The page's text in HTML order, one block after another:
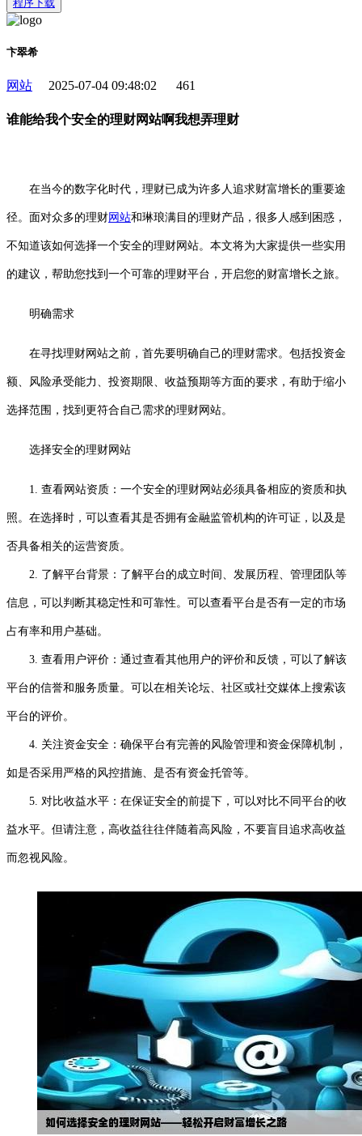
程序下载
卞翠希
网站 2025-07-04 09:48:02 461
谁能给我个安全的理财网站啊我想弄理财
在当今的数字化时代，理财已成为许多人追求财富增长的重要途
径。面对众多的理财网站和琳琅满目的理财产品，很多人感到困惑，
不知道该如何选择一个安全的理财网站。本文将为大家提供一些实用
的建议，帮助您找到一个可靠的理财平台，开启您的财富增长之旅。
明确需求
在寻找理财网站之前，首先要明确自己的理财需求。包括投资金
额、风险承受能力、投资期限、收益预期等方面的要求，有助于缩小
选择范围，找到更符合自己需求的理财网站。
选择安全的理财网站
1. 查看网站资质：一个安全的理财网站必须具备相应的资质和执
照。在选择时，可以查看其是否拥有金融监管机构的许可证，以及是
否具备相关的运营资质。
2. 了解平台背景：了解平台的成立时间、发展历程、管理团队等
信息，可以判断其稳定性和可靠性。可以查看平台是否有一定的市场
占有率和用户基础。
3. 查看用户评价：通过查看其他用户的评价和反馈，可以了解该
平台的信誉和服务质量。可以在相关论坛、社区或社交媒体上搜索该
平台的评价。
4. 关注资金安全：确保平台有完善的风险管理和资金保障机制，
如是否采用严格的风控措施、是否有资金托管等。
5. 对比收益水平：在保证安全的前提下，可以对比不同平台的收
益水平。但请注意，高收益往往伴随着高风险，不要盲目追求高收益
而忽视风险。